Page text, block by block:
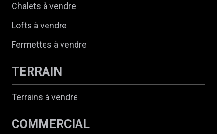
Chalets à vendre
Lofts à vendre
Fermettes à vendre
TERRAIN
Terrains à vendre
COMMERCIAL